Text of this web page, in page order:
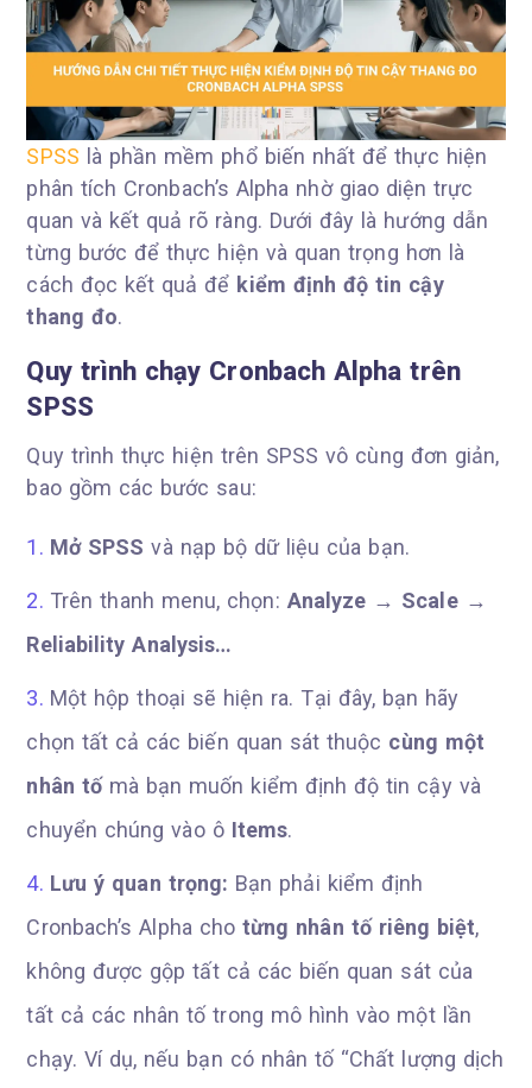
SPSS là phần mềm phổ biến nhất để thực hiện
phân tích Cronbach’s Alpha nhờ giao diện trực
quan và kết quả rõ ràng. Dưới đây là hướng dẫn
từng bước để thực hiện và quan trọng hơn là
cách đọc kết quả để kiểm định độ tin cậy
thang đo.
Quy trình chạy Cronbach Alpha trên
SPSS
Quy trình thực hiện trên SPSS vô cùng đơn giản,
bao gồm các bước sau:
Mở SPSS và nạp bộ dữ liệu của bạn.
Trên thanh menu, chọn: Analyze → Scale →
Reliability Analysis…
Một hộp thoại sẽ hiện ra. Tại đây, bạn hãy
chọn tất cả các biến quan sát thuộc cùng một
nhân tốmà bạn muốn kiểm định độ tin cậy và
chuyển chúng vào ô Items.
Lưu ý quan trọng: Bạn phải kiểm định
Cronbach’s Alpha cho từng nhân tố riêng biệt,
không được gộp tất cả các biến quan sát của
tất cả các nhân tố trong mô hình vào một lần
chạy. Ví dụ, nếu bạn có nhân tố “Chất lượng dịch